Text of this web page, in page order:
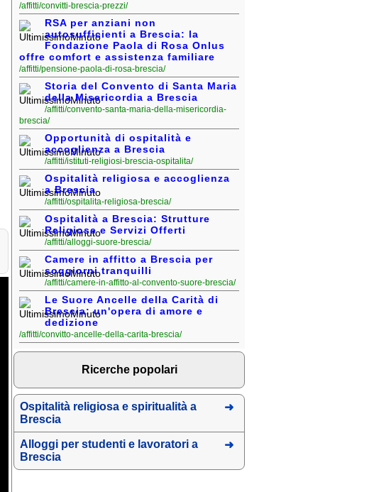
/affitti/convitti-brescia-prezzi/
RSA per anziani non
autosufficienti a Brescia: la
Fondazione Paola di Rosa Onlus
offre comfort e assistenza familiare
/affitti/pensione-paola-di-rosa-brescia/
Storia del Convento di Santa Maria
della Misericordia a Brescia
/affitti/convento-santa-maria-della-misericordia-
brescia/
Opportunità di ospitalità e
accoglienza a Brescia
/affitti/istituti-religiosi-brescia-ospitalita/
Ospitalità religiosa e accoglienza
a Brescia
/affitti/ospitalita-religiosa-brescia/
Ospitalità a Brescia: Strutture
Religiose e Servizi Offerti
/affitti/alloggi-suore-brescia/
Camere in affitto a Brescia per
soggiorni tranquilli
/affitti/camere-in-affitto-al-convento-suore-brescia/
Le Suore Ancelle della Carità di
Brescia: un'opera di amore e
dedizione
/affitti/convitto-ancelle-della-carita-brescia/
Ricerche popolari
Ospitalità religiosa e spiritualità a
Brescia
Alloggi per studenti e lavoratori a
Brescia